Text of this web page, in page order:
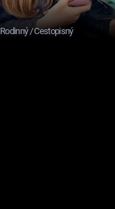
Rodinný / Cestopisný